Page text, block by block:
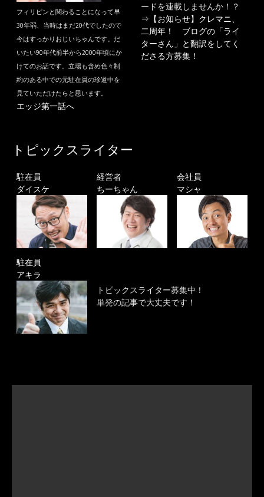
フィリピンと関わることになって早
30年弱、当時はまだ20代でしたので
今はすっかりおじいちゃんです。だ
いたい90年代前半から2000年頃にか
けてのお話です。立場も含め色々制
約のある中での元駐在員の珍道中を
見ていただけたらと思います。
エッジ第一話へ
ードを連載しませんか！？
⇒ 【お知らせ】クレマニ、
二周年！ ブログの「ライ
ターさん」と翻訳をしてく
ださる方募集！
トピックスライター
駐在員
ダイスケ
経営者
ちーちゃん
会社員
マシャ
駐在員
アキラ
トピックスライター募集中！
単発の記事で大丈夫です！